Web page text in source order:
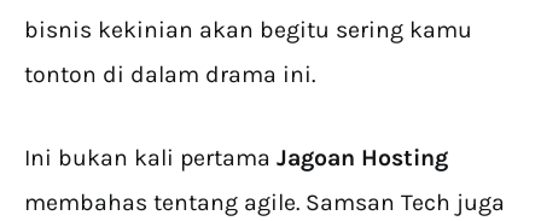
bisnis kekinian akan begitu sering kamu
tonton di dalam drama ini.
Ini bukan kali pertama Jagoan Hosting
membahas tentang agile. Samsan Tech juga